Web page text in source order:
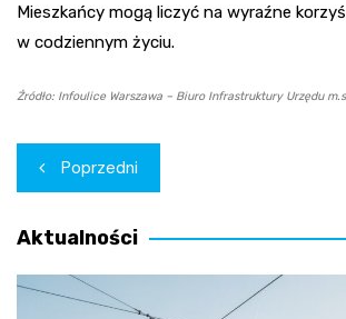
Mieszkańcy mogą liczyć na wyraźne
w codziennym życiu.
Źródło: Infoulice Warszawa – Biuro Infrastruktury Urzędu
Nawigacja
wpisu
Poprzedni
Aktualności